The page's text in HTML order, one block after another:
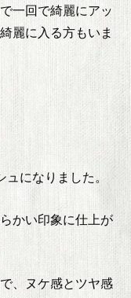
一回で綺麗にアッ
麗に入る方もいま
になりました。
かい印象に仕上が
、ヌケ感とツヤ感